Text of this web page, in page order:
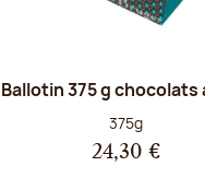
Ballotin 375 g chocolats
Poids net :
375g
24,30 €